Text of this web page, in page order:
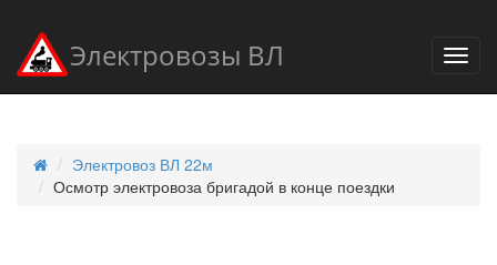
Электровозы ВЛ
Электровоз ВЛ 22м
Осмотр электровоза бригадой в конце поездки